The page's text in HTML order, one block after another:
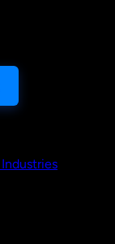
Industries